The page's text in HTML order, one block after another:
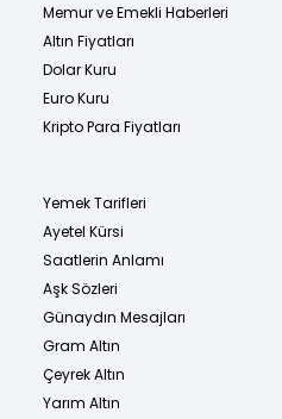
Memur ve Emekli Haberleri
Altın Fiyatları
Dolar Kuru
Euro Kuru
Kripto Para Fiyatları
Yemek Tarifleri
Ayetel Kürsi
Saatlerin Anlamı
Aşk Sözleri
Günaydın Mesajları
Gram Altın
Çeyrek Altın
Yarım Altın